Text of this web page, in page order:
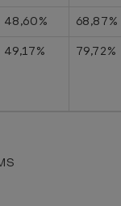
48,60%
68,87%
49,17% 79,72%